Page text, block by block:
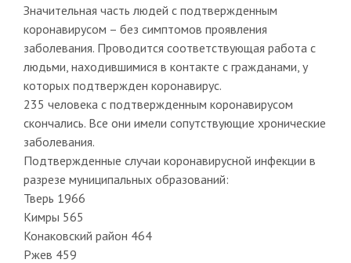
Значительная часть людей с подтвержденным
коронавирусом – без симптомов проявления
заболевания. Проводится соответствующая работа с
людьми, находившимися в контакте с гражданами, у
которых подтвержден коронавирус.
235 человека с подтвержденным коронавирусом
скончались. Все они имели сопутствующие хронические
заболевания.
Подтвержденные случаи коронавирусной инфекции в
разрезе муниципальных образований:
Тверь 1966
Кимры 565
Конаковский район 464
Ржев 459